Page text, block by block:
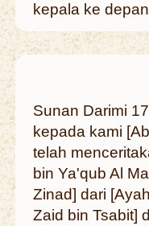
kepala ke
Sunan Darimi
kepada kami
telah
bin Ya'qub Al
Zinad] dari
Zaid bin Tsabit]